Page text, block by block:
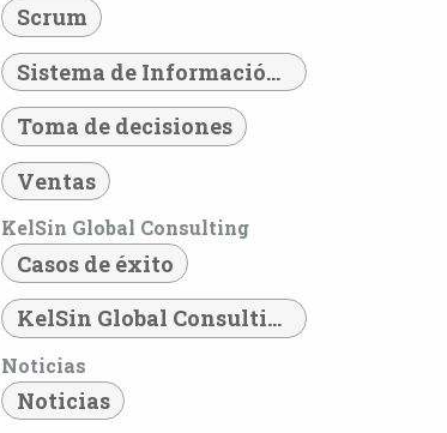
Scrum
Sistema de Información Hospitalario
Toma de decisiones
Ventas
KelSin Global Consulting
Casos de éxito
KelSin Global Consulting
Noticias
Noticias